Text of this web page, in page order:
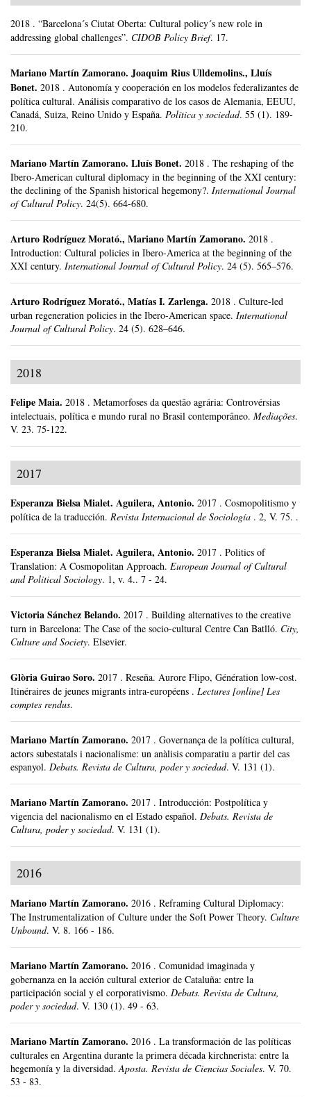
2018 . “Barcelona´s Ciutat Oberta: Cultural policy´s new role in
addressing global challenges”. CIDOB Policy Brief. 17.
Mariano Martín Zamorano. Joaquim Rius Ulldemolins., Lluís
Bonet. 2018 . Autonomía y cooperación en los modelos federalizantes de
política cultural. Análisis comparativo de los casos de Alemania, EEUU,
Canadá, Suiza, Reino Unido y España. Política y sociedad. 55 (1). 189-
210.
Mariano Martín Zamorano. Lluís Bonet. 2018 . The reshaping of the
Ibero-American cultural diplomacy in the beginning of the XXI century:
the declining of the Spanish historical hegemony?. International Journal
of Cultural Policy. 24(5). 664-680.
Arturo Rodríguez Morató., Mariano Martín Zamorano. 2018 .
Introduction: Cultural policies in Ibero-America at the beginning of the
XXI century. International Journal of Cultural Policy. 24 (5). 565–576.
Arturo Rodríguez Morató., Matías I. Zarlenga. 2018 . Culture-led
urban regeneration policies in the Ibero-American space. International
Journal of Cultural Policy. 24 (5). 628–646.
2018
Felipe Maia. 2018 . Metamorfoses da questão agrária: Controvérsias
intelectuais, política e mundo rural no Brasil contemporâneo. Mediações.
V. 23. 75-122.
2017
Esperanza Bielsa Mialet. Aguilera, Antonio. 2017 . Cosmopolitismo y
política de la traducción. Revista Internacional de Sociología . 2, V. 75. .
Esperanza Bielsa Mialet. Aguilera, Antonio. 2017 . Politics of
Translation: A Cosmopolitan Approach. European Journal of Cultural
and Political Sociology. 1, v. 4.. 7 - 24.
Victoria Sánchez Belando. 2017 . Building alternatives to the creative
turn in Barcelona: The Case of the socio-cultural Centre Can Batlló. City,
Culture and Society. Elsevier.
Glòria Guirao Soro. 2017 . Reseña. Aurore Flipo, Génération low-cost.
Itinéraires de jeunes migrants intra-européens . Lectures [online] Les
comptes rendus.
Mariano Martín Zamorano. 2017 . Governança de la política cultural,
actors subestatals i nacionalisme: un anàlisis comparatiu a partir del cas
espanyol. Debats. Revista de Cultura, poder y sociedad. V. 131 (1).
Mariano Martín Zamorano. 2017 . Introducción: Postpolítica y
vigencia del nacionalismo en el Estado español. Debats. Revista de
Cultura, poder y sociedad. V. 131 (1).
2016
Mariano Martín Zamorano. 2016 . Reframing Cultural Diplomacy:
The Instrumentalization of Culture under the Soft Power Theory. Culture
Unbound. V. 8. 166 - 186.
Mariano Martín Zamorano. 2016 . Comunidad imaginada y
gobernanza en la acción cultural exterior de Cataluña: entre la
participación social y el corporativismo. Debats. Revista de Cultura,
poder y sociedad. V. 130 (1). 49 - 63.
Mariano Martín Zamorano. 2016 . La transformación de las políticas
culturales en Argentina durante la primera década kirchnerista: entre la
hegemonía y la diversidad. Aposta. Revista de Ciencias Sociales. V. 70.
53 - 83.